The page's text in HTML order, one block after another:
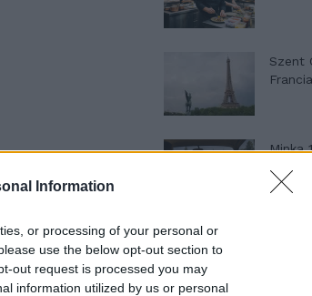
Information
or processing of your personal or
use the below opt-out section to
out request is processed you may
information utilized by us or personal
Szent
Minka
Minka